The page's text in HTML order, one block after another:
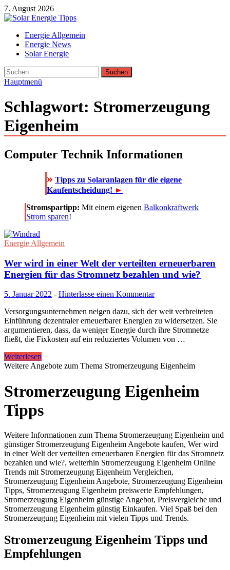
Zum
Inhalt
7. August 2026
Solar Energie Tipps
Solar Energie und Photovoltaik Informationen und Tipps
Energie Allgemein
Energie News
Solar Energie
Suchen
nach:
Hauptmenü
Schlagwort: Stromerzeugung
Eigenheim
Computer Technik Informationen
» Tipps zu Solaranlagen für die eigene
Kaufentscheidung! ►
Stromspartipp: Mit einem eigenen Balkonkraftwerk
Strom sparen!
Energie Allgemein
Wer wird in einer Welt der verteilten erneuerbaren
Energien für das Stromnetz bezahlen und wie?
5. Januar 2022 - Hinterlasse einen Kommentar
Versorgungsunternehmen neigen dazu, sich der weit verbreiteten
Einführung dezentraler erneuerbarer Energien zu widersetzen. Sie
argumentieren, dass, da weniger Energie durch ihre Stromnetze
fließt, die Fixkosten auf ein reduziertes Volumen von …
Weiterlesen
Weitere Angebote zum Thema Stromerzeugung Eigenheim
Stromerzeugung Eigenheim
Tipps
Weitere Informationen zum Thema Stromerzeugung Eigenheim und
günstiger Stromerzeugung Eigenheim Angebote kaufen, Wer wird
in einer Welt der verteilten erneuerbaren Energien für das Stromnetz
bezahlen und wie?, weiterhin Stromerzeugung Eigenheim Online
Trends mit Stromerzeugung Eigenheim Vergleichen,
Stromerzeugung Eigenheim Angebote, Stromerzeugung Eigenheim
Tipps, Stromerzeugung Eigenheim preiswerte Empfehlungen,
Stromerzeugung Eigenheim günstige Angebot, Preisvergleiche und
Stromerzeugung Eigenheim günstig Einkaufen. Viel Spaß bei den
Stromerzeugung Eigenheim mit vielen Tipps und Trends.
Stromerzeugung Eigenheim Tipps und
Empfehlungen